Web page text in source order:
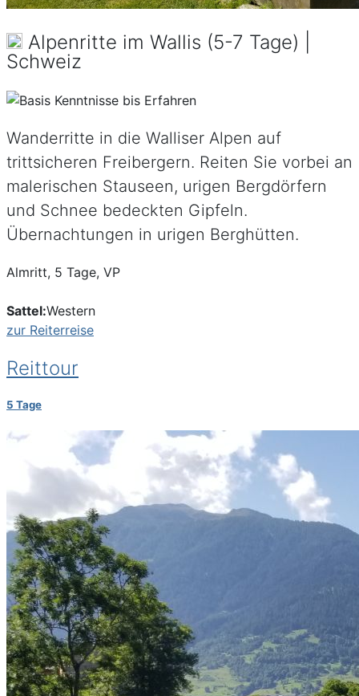
Alpenritte im Wallis (5-7 Tage) |
Schweiz
Wanderritte in die Walliser Alpen auf
trittsicheren Freibergern. Reiten Sie vorbei an
malerischen Stauseen, urigen Bergdörfern
und Schnee bedeckten Gipfeln.
Übernachtungen in urigen Berghütten.
Almritt, 5 Tage, VP
Sattel:Western
zur Reiterreise
Reittour
5 Tage